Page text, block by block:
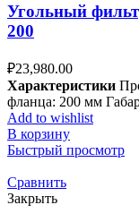
Угольный
200
₽23,980.00
Характеристики
фланца: 200 мм
Add to wishlist
В корзину
Быстрый просмотр
Сравнить
Закрыть